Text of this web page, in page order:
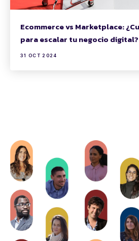
Ecommerce vs Marketplace:
para escalar tu negocio digital?
31 OCT 2024